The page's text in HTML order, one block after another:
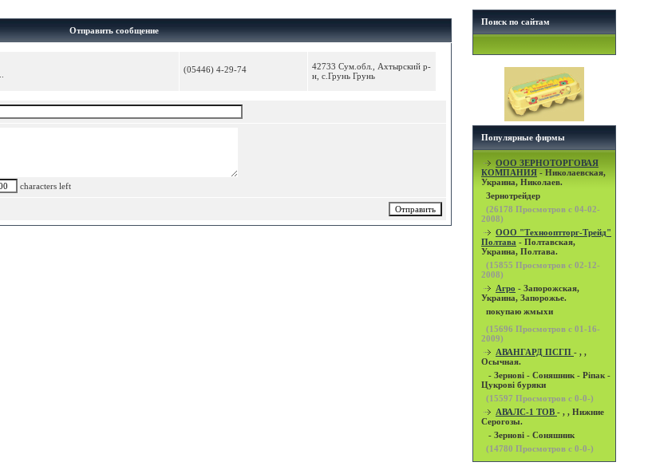
Отправить сообщение
(05446) 4-29-74
42733 Сум.обл., Ахтырский р-
н, с.Грунь Грунь
characters left
Поиск по сайтам
Популярные фирмы
OOO ЗЕРНОТОРГОВАЯ
КОМПАНИЯ - Николаевская,
Украина, Николаев.
Зернотрейдер
(26178 Просмотров с 04-02-
2008)
ООО "Технооптторг-Трейд"
Полтава - Полтавская,
Украина, Полтава.
(15855 Просмотров с 02-12-
2008)
Агро - Запорожская,
Украина, Запорожье.
покупаю жмыхи
(15696 Просмотров с 01-16-
2009)
АВАНГАРД ПСГП - , ,
Осычная.
- Зернові - Соняшник - Ріпак -
Цукрові буряки
(15597 Просмотров с 0-0-)
АВАЛС-1 ТОВ - , , Нижние
Серогозы.
- Зернові - Соняшник
(14780 Просмотров с 0-0-)